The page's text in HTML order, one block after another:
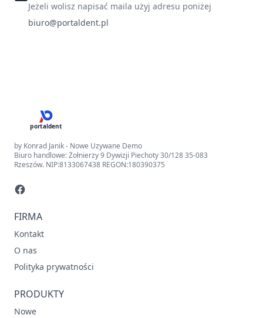
Jeżeli wolisz napisać maila użyj adresu poniżej
biuro@portaldent.pl
portaldent
by Konrad Janik - Nowe Uzywane Demo
Biuro handlowe: Żołnierzy 9 Dywizji Piechoty 30/128 35-083
Rzeszów. NIP:8133067438 REGON:180390375
FIRMA
Kontakt
O nas
Polityka prywatności
PRODUKTY
Nowe